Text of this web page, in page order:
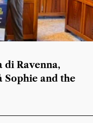
di Ravenna,
Sophie and the